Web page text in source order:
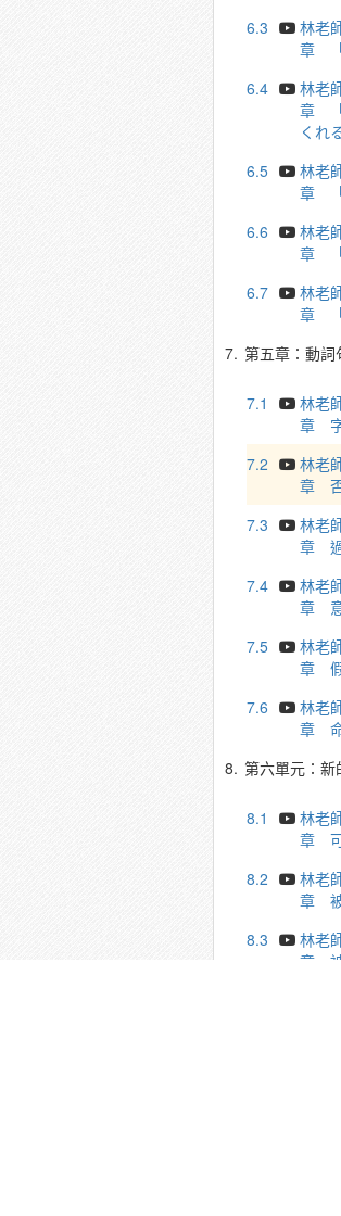
6.3
林老
章 「
6.4
林老
章 「
くれ
6.5
林老
章 「
6.6
林老
章 「
6.7
林老
章 「
7. 第五章：動
7.1
林老
章
7.2
林老
章
7.3
林老
章
7.4
林老
章
7.5
林老
章
7.6
林老
章
8. 第六單元：
8.1
林老
章
8.2
林老
章 被
8.3
林老
章 被